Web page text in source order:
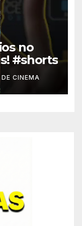
no
#shorts
CINEMA